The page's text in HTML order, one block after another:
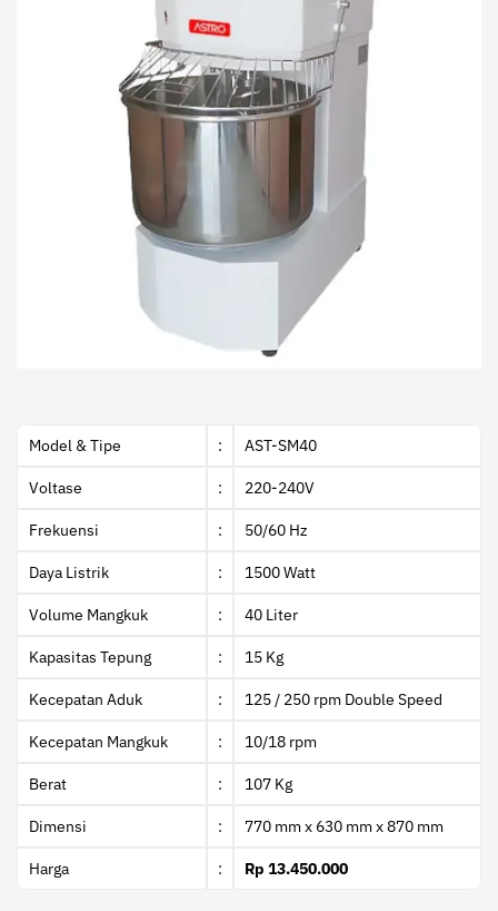
Model & Tipe : AST-SM40
Voltase : 220-240V
Frekuensi : 50/60 Hz
Daya Listrik : 1500 Watt
Volume Mangkuk : 40 Liter
Kapasitas Tepung : 15 Kg
Kecepatan Aduk : 125 / 250 rpm Double Speed
Kecepatan Mangkuk : 10/18 rpm
Berat : 107 Kg
Dimensi : 770 mm x 630 mm x 870 mm
Harga : Rp 13.450.000